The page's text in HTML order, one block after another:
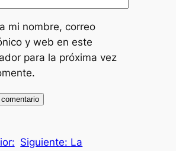
mi nombre, correo
y web en este
para la próxima vez
Siguiente: La